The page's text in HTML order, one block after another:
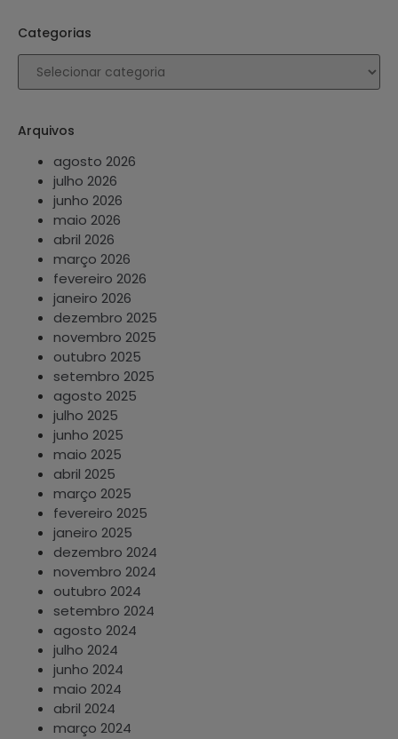
Categorias
Arquivos
agosto 2026
julho 2026
junho 2026
maio 2026
abril 2026
março 2026
fevereiro 2026
janeiro 2026
dezembro 2025
novembro 2025
outubro 2025
setembro 2025
agosto 2025
julho 2025
junho 2025
maio 2025
abril 2025
março 2025
fevereiro 2025
janeiro 2025
dezembro 2024
novembro 2024
outubro 2024
setembro 2024
agosto 2024
julho 2024
junho 2024
maio 2024
abril 2024
março 2024